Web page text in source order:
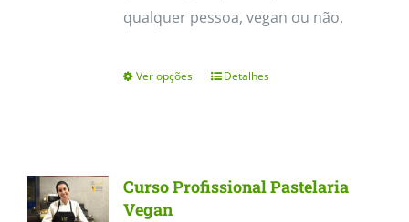
qualquer pessoa, vegan ou não.
Ver opções
This
variants.
Detalhes
Curso Profissional Pastelaria
Vegan